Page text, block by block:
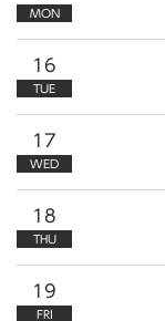
MON
16
TUE
17
WED
18
THU
19
FRI